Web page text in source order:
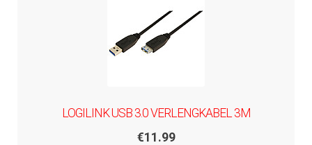
LOGILINK USB 3.0 VERLENGKABEL 3M
€11.99